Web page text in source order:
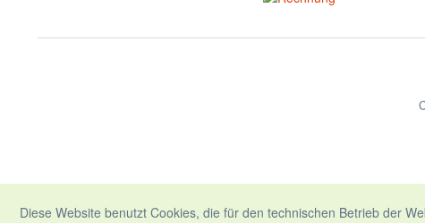
Diese Website benutzt Cookies, die für den technischen Betrieb der